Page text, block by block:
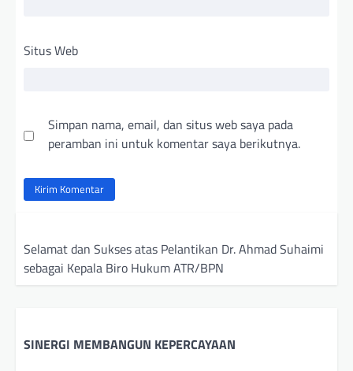
Situs Web
Simpan nama, email, dan situs web saya pada
peramban ini untuk komentar saya berikutnya.
Selamat dan Sukses atas Pelantikan Dr. Ahmad Suhaimi
sebagai Kepala Biro Hukum ATR/BPN
SINERGI MEMBANGUN KEPERCAYAAN